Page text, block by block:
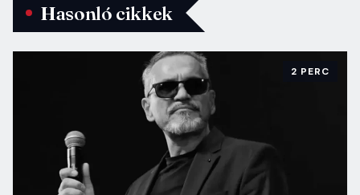
Hasonló cikkek
2 PERC